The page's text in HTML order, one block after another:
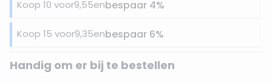
Koop 10 voor9,55enbespaar 4%
Koop 15 voor9,35enbespaar 6%
Handig om er bij te bestellen